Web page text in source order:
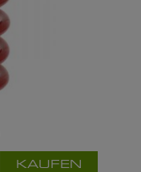
KAUFEN